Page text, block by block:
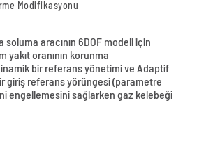
Modifikasyonu
aracının 6DOF modeli için
yakıt oranının korunma
bir referans yönetimi ve Adaptif
giriş referans yörüngesi (parametre
engellemesini sağlarken gaz kelebeği